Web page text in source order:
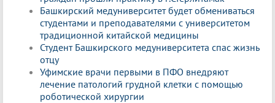
Башкирский медуниверситет будет обмениваться
студентами и преподавателями с университетом
традиционной китайской медицины
Студент Башкирского медуниверситета спас жизнь
отцу
Уфимские врачи первыми в ПФО внедряют
лечение патологий грудной клетки с помощью
роботической хирургии